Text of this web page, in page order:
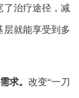
了治疗途径，减
层就能享受到多
求。 改变“一刀